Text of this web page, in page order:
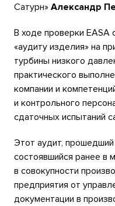
Сатурн» Александр
В ходе проверки
«аудиту изделия» на
турбины низкого
практического
компании и
и контрольного
сдаточных испытаний
Этот аудит, прошедший
состоявшийся ранее в
в совокупности
предприятия от
документации в